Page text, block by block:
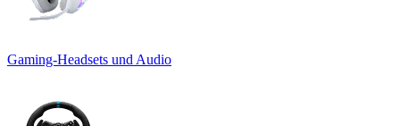
Gaming-Headsets und Audio